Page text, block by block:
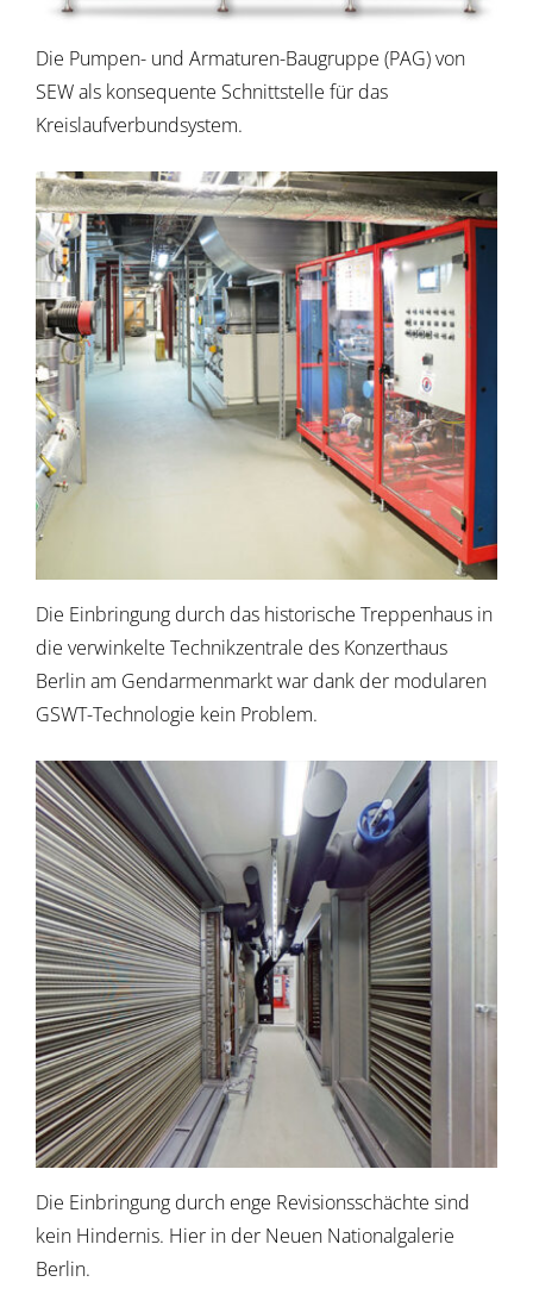
Die Pumpen- und Armaturen-Baugruppe (PAG) von
SEW als konsequente Schnittstelle für das
Kreislaufverbundsystem.
Die Einbringung durch das historische Treppenhaus in
die verwinkelte Technikzentrale des Konzerthaus
Berlin am Gendarmenmarkt war dank der modularen
GSWT-Technologie kein Problem.
Die Einbringung durch enge Revisionsschächte sind
kein Hindernis. Hier in der Neuen Nationalgalerie
Berlin.